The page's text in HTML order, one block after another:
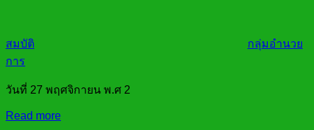
สมบัติ
กลุ่มอำนวย
การ
วันที่ 27 พฤศจิกายน พ.ศ 2
Read more